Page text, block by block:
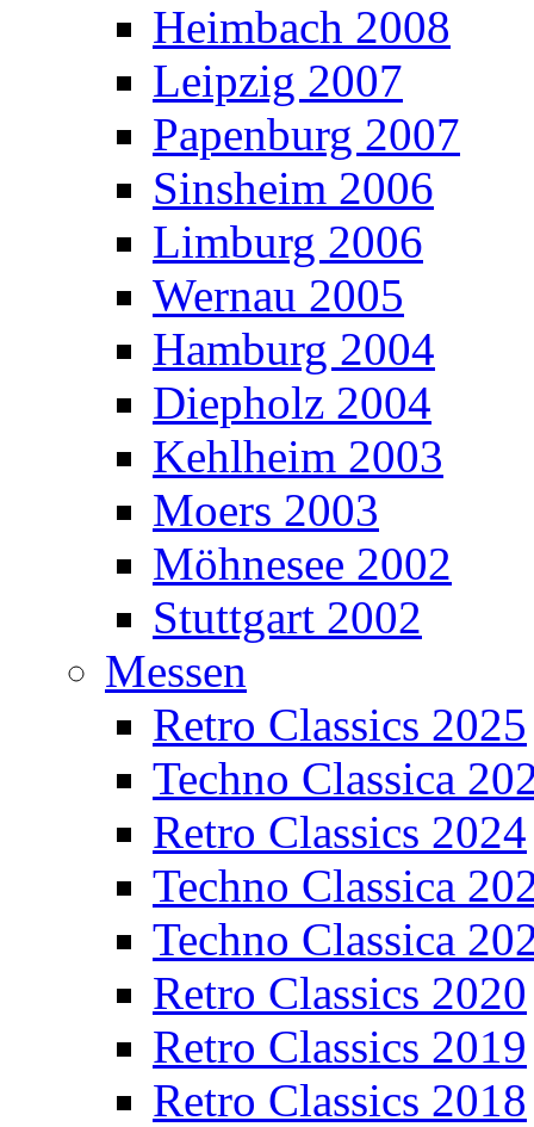
Heimbach 2008
Leipzig 2007
Papenburg 2007
Sinsheim 2006
Limburg 2006
Wernau 2005
Hamburg 2004
Diepholz 2004
Kehlheim 2003
Moers 2003
Möhnesee 2002
Stuttgart 2002
Messen
Retro Classics 2025
Techno Classica
Retro Classics 2024
Techno Classica
Techno Classica
Retro Classics 2020
Retro Classics 2019
Retro Classics 2018